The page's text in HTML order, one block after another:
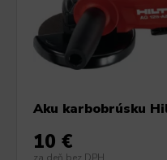
Aku karbobrúsku
10 €